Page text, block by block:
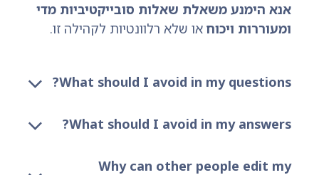
אנא הימנע משאלת שאלות סובייקטיביות מדי
ומעוררות ויכוח או שלא רלוונטיות לקהילה זו.
What should I avoid in my questions?
What should I avoid in my answers?
Why can other people edit my